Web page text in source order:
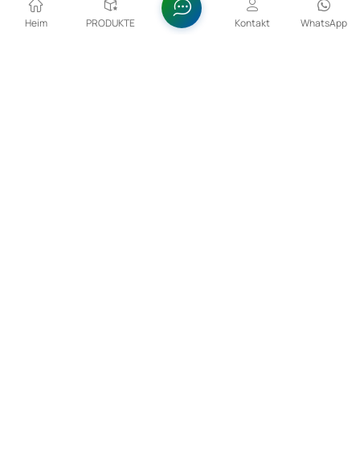
Bitte lesen Sie weiter, bleiben Sie auf dem
Heim PRODUKTE WhatsApp
Kontakt